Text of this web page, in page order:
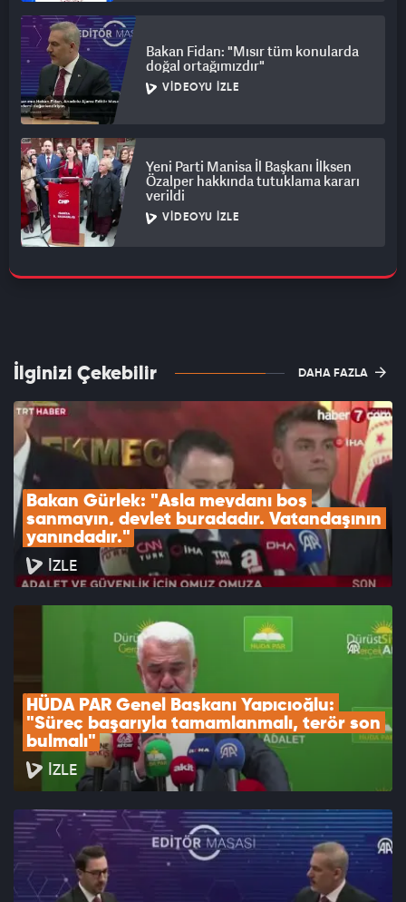
Bakan Fidan: "Mısır tüm konularda
doğal ortağımızdır"
VIDEOYU İZLE
Yeni Parti Manisa İl Başkanı İlksen
Özalper hakkında tutuklama kararı
verildi
VIDEOYU İZLE
İlginizi Çekebilir DAHA FAZLA
Bakan Gürlek: "Asla meydanı boş
sanmayın, devlet buradadır. Vatandaşının
yanındadır."
İZLE
HÜDA PAR Genel Başkanı Yapıcıoğlu:
"Süreç başarıyla tamamlanmalı, terör son
bulmalı"
İZLE